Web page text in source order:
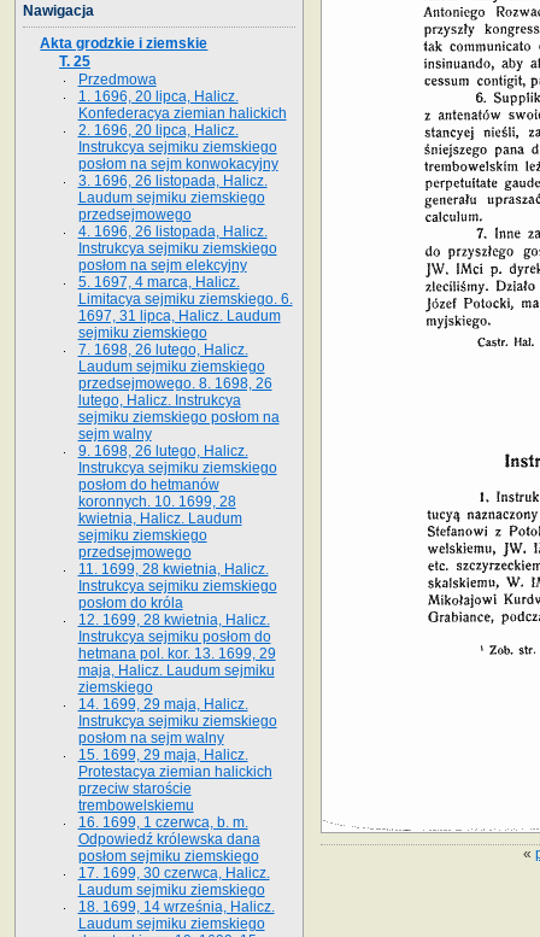
«
Nawigacja
Akta grodzkie i ziemskie
T. 25
Przedmowa
1. 1696, 20 lipca, Halicz.
Konfederacya ziemian halickich
2. 1696, 20 lipca, Halicz.
Instrukcya sejmiku ziemskiego
posłom na sejm konwokacyjny
3. 1696, 26 listopada, Halicz.
Laudum sejmiku ziemskiego
przedsejmowego
4. 1696, 26 listopada, Halicz.
Instrukcya sejmiku ziemskiego
posłom na sejm elekcyjny
5. 1697, 4 marca, Halicz.
Limitacya sejmiku ziemskiego. 6.
1697, 31 lipca, Halicz. Laudum
sejmiku ziemskiego
7. 1698, 26 lutego, Halicz.
Laudum sejmiku ziemskiego
przedsejmowego. 8. 1698, 26
lutego, Halicz. Instrukcya
sejmiku ziemskiego posłom na
sejm walny
9. 1698, 26 lutego, Halicz.
Instrukcya sejmiku ziemskiego
posłom do hetmanów
koronnych. 10. 1699, 28
kwietnia, Halicz. Laudum
sejmiku ziemskiego
przedsejmowego
11. 1699, 28 kwietnia, Halicz.
Instrukcya sejmiku ziemskiego
posłom do króla
12. 1699, 28 kwietnia, Halicz.
Instrukcya sejmiku posłom do
hetmana pol. kor. 13. 1699, 29
maja, Halicz. Laudum sejmiku
ziemskiego
14. 1699, 29 maja, Halicz.
Instrukcya sejmiku ziemskiego
posłom na sejm walny
15. 1699, 29 maja, Halicz.
Protestacya ziemian halickich
przeciw staroście
trembowelskiemu
16. 1699, 1 czerwca, b. m.
Odpowiedź królewska dana
posłom sejmiku ziemskiego
17. 1699, 30 czerwca, Halicz.
Laudum sejmiku ziemskiego
18. 1699, 14 września, Halicz.
Laudum sejmiku ziemskiego